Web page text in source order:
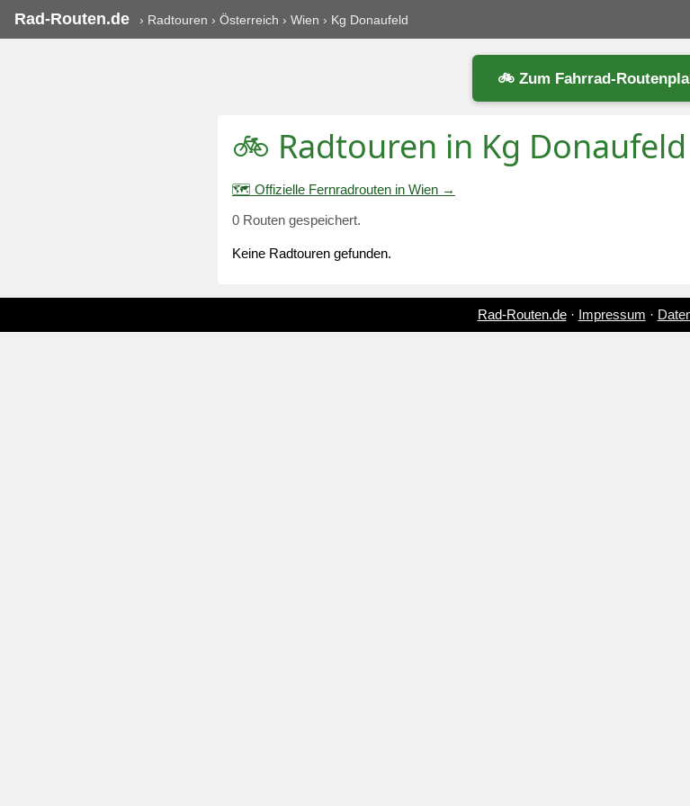
Rad-Routen.de › Radtouren › Österreich › Wien › Kg Donaufeld
🚲 Zum Fahrrad-
🚲 Radtouren in Kg Donaufeld
🗺️ Offizielle Fernradrouten in Wien →
0 Routen gespeichert.
Keine Radtouren gefunden.
Rad-Routen.de· Impressum ·